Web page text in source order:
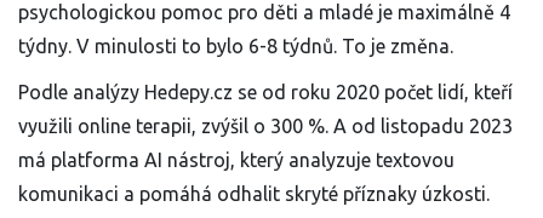
psychologickou pomoc pro děti a mladé je maximálně 4
týdny. V minulosti to bylo 6-8 týdnů. To je změna.
Podle analýzy Hedepy.cz se od roku 2020 počet lidí, kteří
využili online terapii, zvýšil o 300 %. A od listopadu 2023
má platforma AI nástroj, který analyzuje textovou
komunikaci a pomáhá odhalit skryté příznaky úzkosti.